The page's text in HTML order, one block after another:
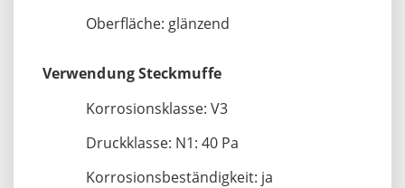
Oberfläche: glänzend
Verwendung Steckmuffe
Korrosionsklasse: V3
Druckklasse: N1: 40 Pa
Korrosionsbeständigkeit: ja